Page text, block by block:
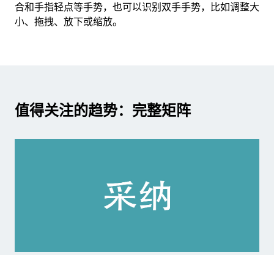
合和手指轻点等手势，也可以识别双手手势，比如调整大
小、拖拽、放下或缩放。
值得关注的趋势：完整矩阵